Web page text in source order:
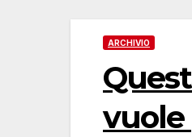
ARCHIVIO
vuole